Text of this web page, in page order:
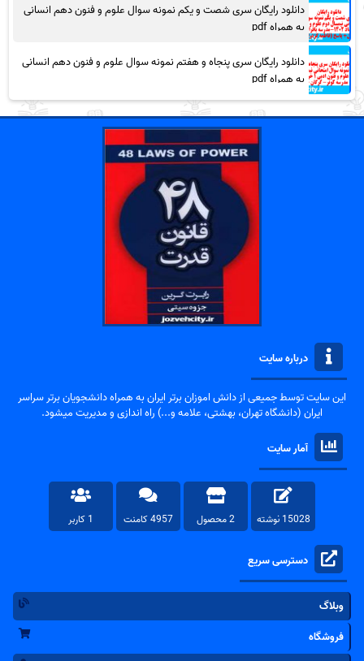
دانلود رایگان سری شصت و یکم نمونه سوال علوم و فنون دهم انسانی
به همراه pdf
دانلود رایگان سری پنجاه و هفتم نمونه سوال علوم و فنون دهم انسانی
به همراه pdf
درباره سایت
این سایت توسط جمیعی از دانش اموزان برتر ایران به همراه دانشجویان برتر سراسر
ایران (دانشگاه تهران، بهشتی، علامه و...) راه اندازی و مدیریت میشود.
آمار سایت
15028 نوشته 2 محصول 4957 کامنت 1 کاربر
دسترسی سریع
وبلاگ
فروشگاه